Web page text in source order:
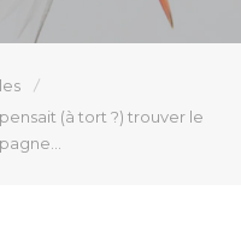
(à tort ?) trouver le